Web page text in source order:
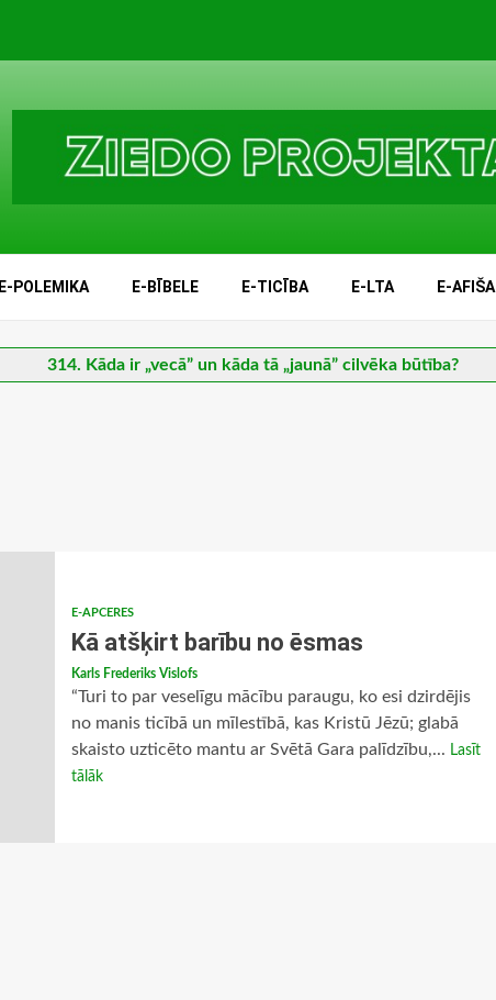
E-POLEMIKA E-BĪBELE E-TICĪBA E-LTA E-AFIŠA
314. Kāda ir „vecā” un kāda tā „jaunā” cilvēka būtība?
E-APCERES
Kā atšķirt barību no ēsmas
Karls Frederiks Vislofs
“Turi to par veselīgu mācību paraugu, ko esi dzirdējis
no manis ticībā un mīlestībā, kas Kristū Jēzū; glabā
skaisto uzticēto mantu ar Svētā Gara palīdzību,... Lasīt
tālāk